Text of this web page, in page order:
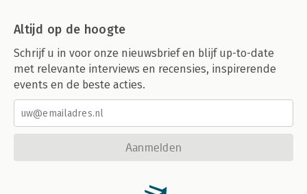
Altijd op de hoogte
Schrijf u in voor onze nieuwsbrief en blijf up-to-date
met relevante interviews en recensies, inspirerende
events en de beste acties.
Aanmelden